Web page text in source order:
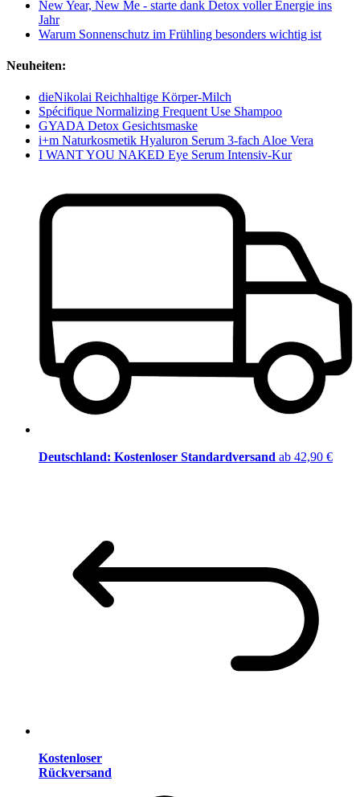
New Year, New Me - starte dank Detox voller Energie ins
Jahr
Warum Sonnenschutz im Frühling besonders wichtig ist
Neuheiten:
dieNikolai Reichhaltige Körper-Milch
Spécifique Normalizing Frequent Use Shampoo
GYADA Detox Gesichtsmaske
i+m Naturkosmetik Hyaluron Serum 3-fach Aloe Vera
I WANT YOU NAKED Eye Serum Intensiv-Kur
Deutschland: Kostenloser Standardversand ab 42,90 €
Kostenloser
Rückversand